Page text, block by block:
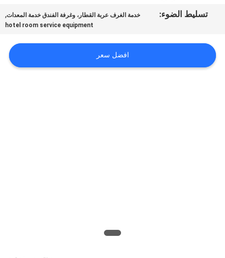
أخبار
تسليط الضوء: خدمة الغرف عربة القطار، وغرفة الفندق خدمة المعدات,
hotel room service equipment
افضل سعر